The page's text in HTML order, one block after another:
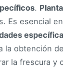
.
Es esencial
la obtención
la frescura y